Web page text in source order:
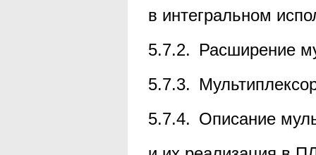
в интегральном
5.7.2. Расширение
5.7.3.
5.7.4. Описание